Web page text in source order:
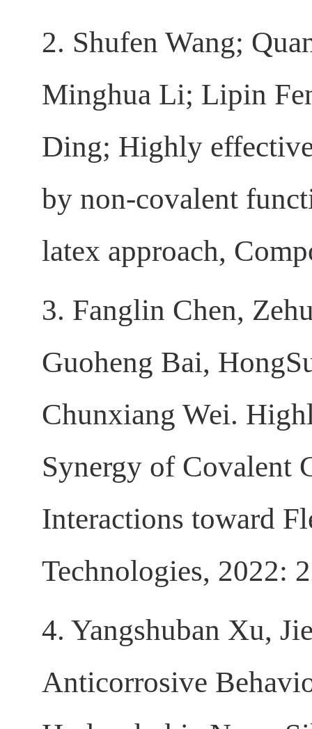
2. Shufen Wang;
Minghua Li; Lipin
Ding; Highly
by non-covalent
latex approach,
3. Fanglin Chen,
Guoheng Bai,
Chunxiang Wei.
Synergy of Covalent
Interactions toward
Technologies, 2022:
4. Yangshuban Xu,
Anticorrosive